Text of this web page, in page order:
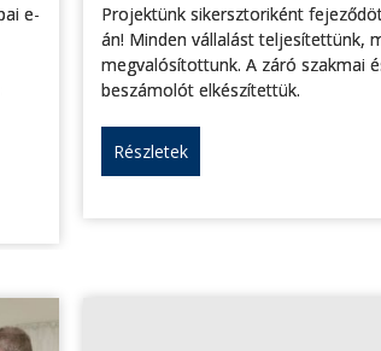
e-
Projektünk sikersztoriként
án! Minden vállalást teljesítettünk,
megvalósítottunk. A záró szakmai
beszámolót elkészítettük.
Részletek